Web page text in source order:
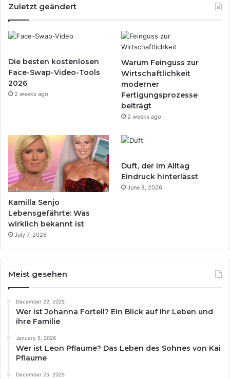
Zuletzt geändert
Die besten kostenlosen
Face-Swap-Video-Tools
2026
2 weeks ago
Warum Feinguss zur
Wirtschaftlichkeit
moderner
Fertigungsprozesse
beiträgt
2 weeks ago
Kamilla Senjo
Lebensgefährte: Was
wirklich bekannt ist
July 7, 2026
Duft, der im Alltag
Eindruck hinterlässt
June 8, 2026
Meist gesehen
December 22, 2025
Wer ist Johanna Fortell? Ein Blick auf ihr Leben und
ihre Familie
January 5, 2026
Wer ist Leon Pflaume? Das Leben des Sohnes von Kai
Pflaume
December 25, 2025